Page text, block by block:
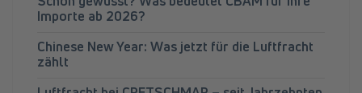
Importe ab 2026?
Chinese New Year: Was jetzt für die Luftfracht
zählt